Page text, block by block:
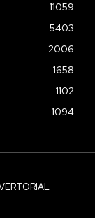
11059
5403
2006
1658
1102
1094